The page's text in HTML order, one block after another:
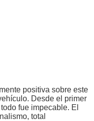
positiva sobre este
Desde el primer
fue impecable. El
total